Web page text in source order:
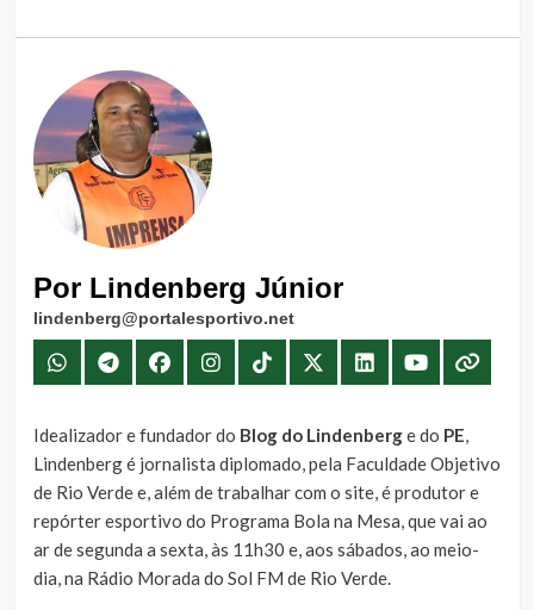
Por Lindenberg Júnior
lindenberg@portalesportivo.net
Idealizador e fundador do Blog do Lindenberge do PE,
Lindenberg é jornalista diplomado, pela Faculdade Objetivo
de Rio Verde e, além de trabalhar com o site, é produtor e
repórter esportivo do Programa Bola na Mesa, que vai ao
ar de segunda a sexta, às 11h30 e, aos sábados, ao meio-
dia, na Rádio Morada do Sol FM de Rio Verde.